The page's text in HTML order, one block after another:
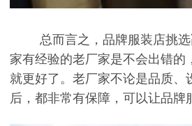
总而言之，品牌服装店挑选
家有经验的老厂家是不会出错的
就更好了。老厂家不论是品质、
后，都非常有保障，可以让品牌